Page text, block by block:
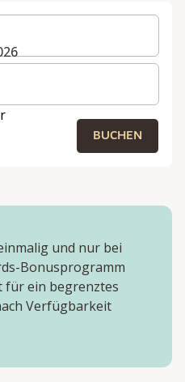
Zimmer und Gäste für Ihren
BUCHEN
und nur bei
Bonusprogramm
für ein begrenztes
Verfügbarkeit